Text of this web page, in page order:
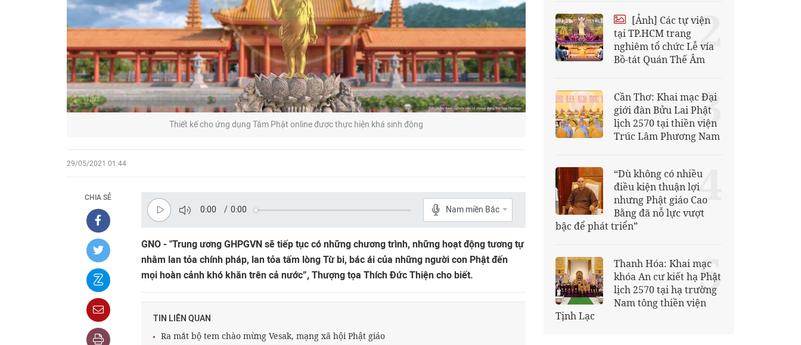
Thiết kế cho ứng dụng Tắm Phật online được thực hiện khá sinh động
29/05/2021 01:44
CHIA SẺ
0:00 / 0:00 Nam miền Bắc
GNO - "Trung ương GHPGVN sẽ tiếp tục có những chương trình, những hoạt động tương tự
nhằm lan tỏa chính pháp, lan tỏa tấm lòng Từ bi, bác ái của những người con Phật đến
mọi hoàn cảnh khó khăn trên cả nước”, Thượng tọa Thích Đức Thiện cho biết.
TIN LIÊN QUAN
Ra mắt bộ tem chào mừng Vesak, mạng xã hội Phật giáo
[Ảnh] Các tự viện
tại TP.HCM trang
nghiêm tổ chức Lễ vía
Bồ-tát Quán Thế Âm
2
Cần Thơ: Khai mạc Đại
giới đàn Bửu Lai Phật
lịch 2570 tại thiền viện
Trúc Lâm Phương Nam
3
“Dù không có nhiều
điều kiện thuận lợi
nhưng Phật giáo Cao
Bằng đã nỗ lực vượt
bậc để phát triển”
4
Thanh Hóa: Khai mạc
khóa An cư kiết hạ Phật
lịch 2570 tại hạ trường
Nam tông thiền viện
Tịnh Lạc
5